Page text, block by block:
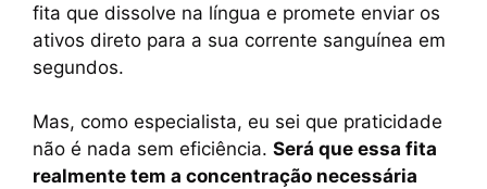
fita que dissolve na língua e promete enviar os
ativos direto para a sua corrente sanguínea em
segundos.
Mas, como especialista, eu sei que praticidade
não é nada sem eficiência. Será que essa fita
realmente tem a concentração necessária